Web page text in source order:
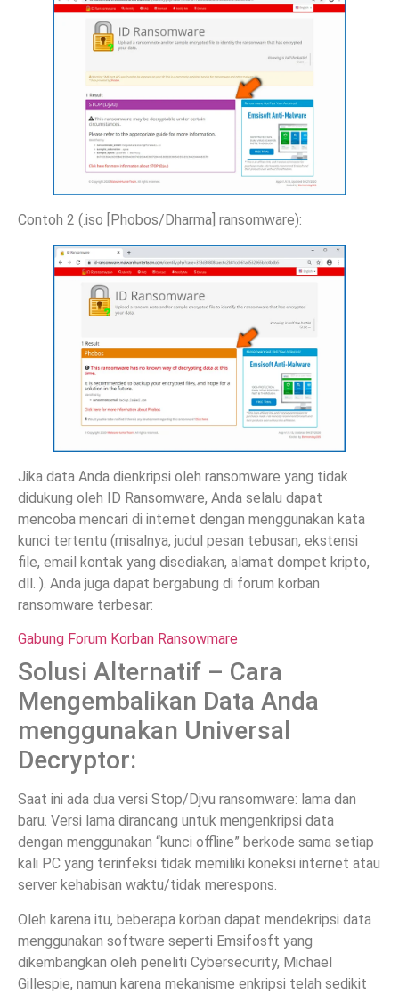
Contoh 2 (.iso [Phobos/Dharma] ransomware):
Jika data Anda dienkripsi oleh ransomware yang tidak
didukung oleh ID Ransomware, Anda selalu dapat
mencoba mencari di internet dengan menggunakan kata
kunci tertentu (misalnya, judul pesan tebusan, ekstensi
file, email kontak yang disediakan, alamat dompet kripto,
dll. ). Anda juga dapat bergabung di forum korban
ransomware terbesar:
Gabung Forum Korban Ransowmare
Solusi Alternatif – Cara
Mengembalikan Data Anda
menggunakan Universal
Decryptor:
Saat ini ada dua versi Stop/Djvu ransomware: lama dan
baru. Versi lama dirancang untuk mengenkripsi data
dengan menggunakan “kunci offline” berkode sama setiap
kali PC yang terinfeksi tidak memiliki koneksi internet atau
server kehabisan waktu/tidak merespons.
Oleh karena itu, beberapa korban dapat mendekripsi data
menggunakan software seperti Emsifosft yang
dikembangkan oleh peneliti Cybersecurity, Michael
Gillespie, namun karena mekanisme enkripsi telah sedikit